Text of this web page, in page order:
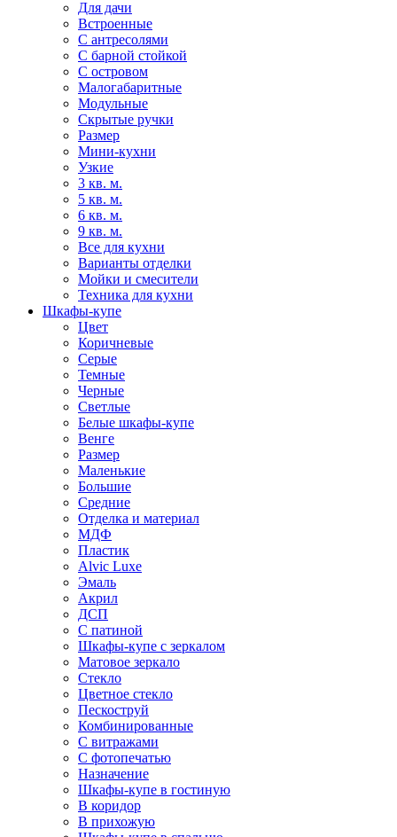
Для дачи
Встроенные
С антресолями
С барной стойкой
С островом
Малогабаритные
Модульные
Скрытые ручки
Размер
Мини-кухни
Узкие
3 кв. м.
5 кв. м.
6 кв. м.
9 кв. м.
Все для кухни
Варианты отделки
Мойки и смесители
Техника для кухни
Шкафы-купе
Цвет
Коричневые
Серые
Темные
Черные
Светлые
Белые шкафы-купе
Венге
Размер
Маленькие
Большие
Средние
Отделка и материал
МДФ
Пластик
Alvic Luxe
Эмаль
Акрил
ДСП
С патиной
Шкафы-купе с зеркалом
Матовое зеркало
Стекло
Цветное стекло
Пескоструй
Комбинированные
С витражами
С фотопечатью
Назначение
Шкафы-купе в гостиную
В коридор
В прихожую